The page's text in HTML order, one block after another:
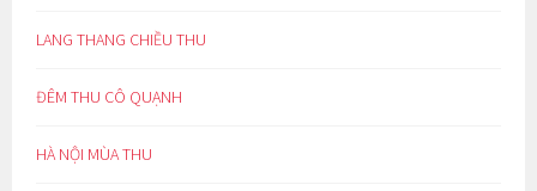
LANG THANG CHIỀU THU
ĐÊM THU CÔ QUẠNH
HÀ NỘI MÙA THU